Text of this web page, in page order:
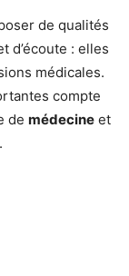
de qualités
d’écoute : elles
médicales.
compte
de médecine et